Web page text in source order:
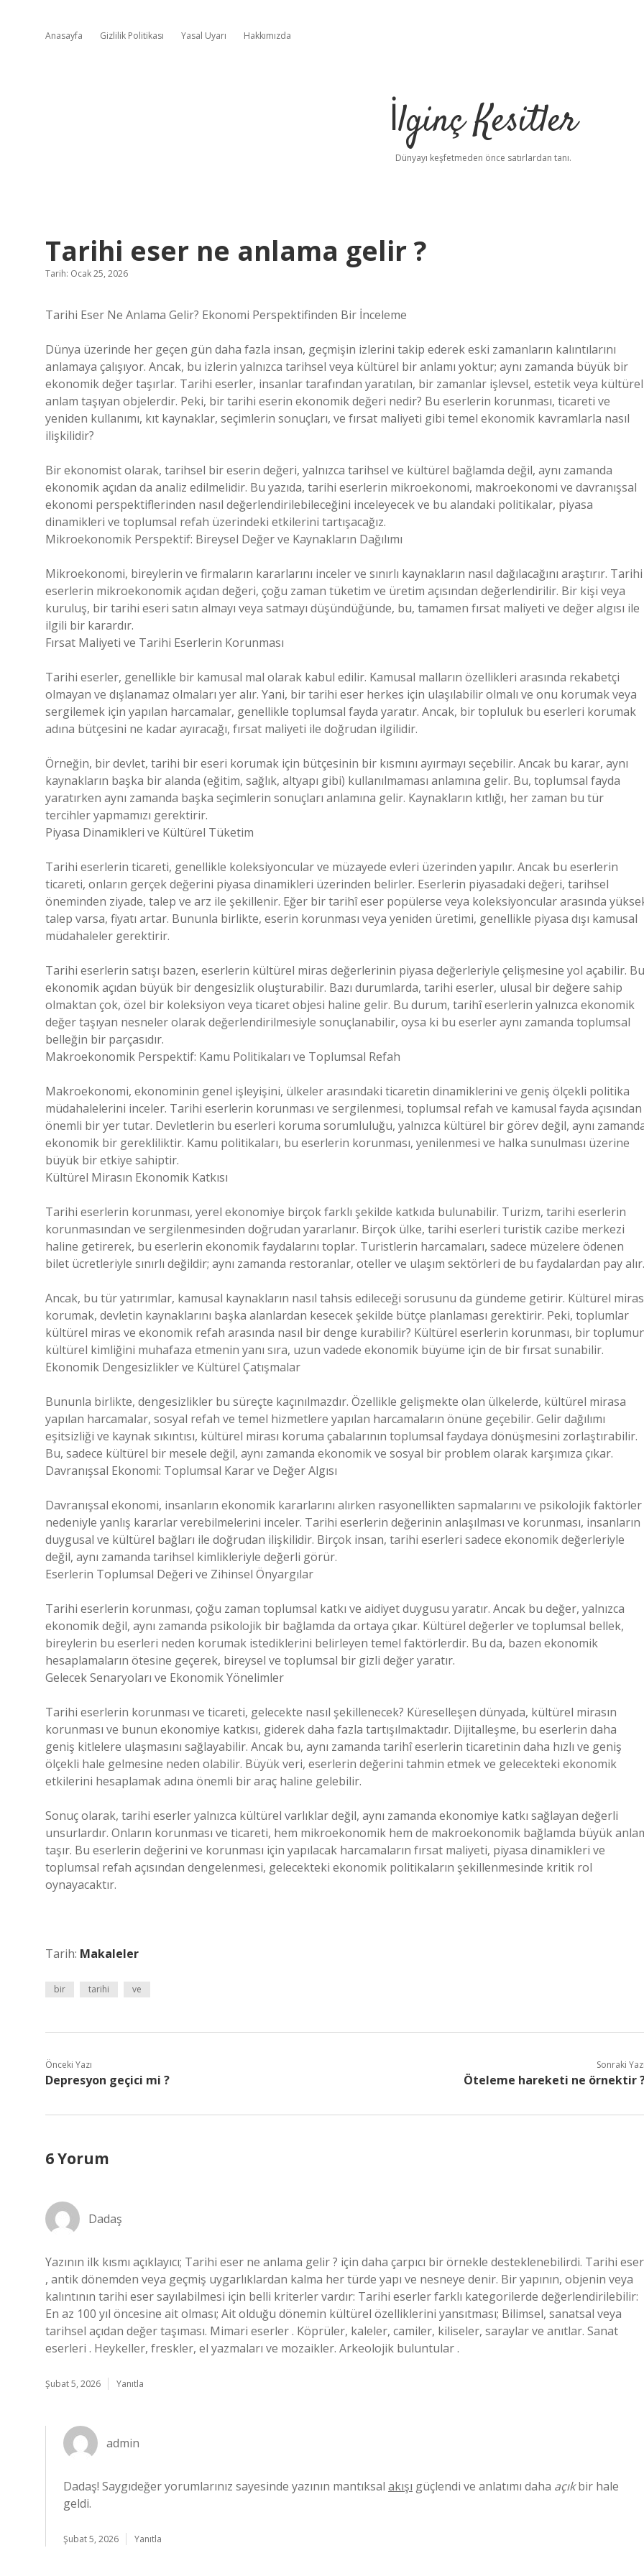
Anasayfa Gizlilik Politikası Yasal Uyarı Hakkımızda
İlginç Kesitler
Dünyayı keşfetmeden önce satırlardan tanı.
Tarihi eser ne anlama gelir ?
Tarih: Ocak 25, 2026
Tarihi Eser Ne Anlama Gelir? Ekonomi Perspektifinden Bir İnceleme
Dünya üzerinde her geçen gün daha fazla insan, geçmişin izlerini takip ederek eski zamanların kalıntılarını
anlamaya çalışıyor. Ancak, bu izlerin yalnızca tarihsel veya kültürel bir anlamı yoktur; aynı zamanda büyük bir
ekonomik değer taşırlar. Tarihi eserler, insanlar tarafından yaratılan, bir zamanlar işlevsel, estetik veya kültürel
anlam taşıyan objelerdir. Peki, bir tarihi eserin ekonomik değeri nedir? Bu eserlerin korunması, ticareti ve
yeniden kullanımı, kıt kaynaklar, seçimlerin sonuçları, ve fırsat maliyeti gibi temel ekonomik kavramlarla nasıl
ilişkilidir?
Bir ekonomist olarak, tarihsel bir eserin değeri, yalnızca tarihsel ve kültürel bağlamda değil, aynı zamanda
ekonomik açıdan da analiz edilmelidir. Bu yazıda, tarihi eserlerin mikroekonomi, makroekonomi ve davranışsal
ekonomi perspektiflerinden nasıl değerlendirilebileceğini inceleyecek ve bu alandaki politikalar, piyasa
dinamikleri ve toplumsal refah üzerindeki etkilerini tartışacağız.
Mikroekonomik Perspektif: Bireysel Değer ve Kaynakların Dağılımı
Mikroekonomi, bireylerin ve firmaların kararlarını inceler ve sınırlı kaynakların nasıl dağılacağını araştırır. Tarihi
eserlerin mikroekonomik açıdan değeri, çoğu zaman tüketim ve üretim açısından değerlendirilir. Bir kişi veya
kuruluş, bir tarihi eseri satın almayı veya satmayı düşündüğünde, bu, tamamen fırsat maliyeti ve değer algısı ile
ilgili bir karardır.
Fırsat Maliyeti ve Tarihi Eserlerin Korunması
Tarihi eserler, genellikle bir kamusal mal olarak kabul edilir. Kamusal malların özellikleri arasında rekabetçi
olmayan ve dışlanamaz olmaları yer alır. Yani, bir tarihi eser herkes için ulaşılabilir olmalı ve onu korumak veya
sergilemek için yapılan harcamalar, genellikle toplumsal fayda yaratır. Ancak, bir topluluk bu eserleri korumak
adına bütçesini ne kadar ayıracağı, fırsat maliyeti ile doğrudan ilgilidir.
Örneğin, bir devlet, tarihi bir eseri korumak için bütçesinin bir kısmını ayırmayı seçebilir. Ancak bu karar, aynı
kaynakların başka bir alanda (eğitim, sağlık, altyapı gibi) kullanılmaması anlamına gelir. Bu, toplumsal fayda
yaratırken aynı zamanda başka seçimlerin sonuçları anlamına gelir. Kaynakların kıtlığı, her zaman bu tür
tercihler yapmamızı gerektirir.
Piyasa Dinamikleri ve Kültürel Tüketim
Tarihi eserlerin ticareti, genellikle koleksiyoncular ve müzayede evleri üzerinden yapılır. Ancak bu eserlerin
ticareti, onların gerçek değerini piyasa dinamikleri üzerinden belirler. Eserlerin piyasadaki değeri, tarihsel
öneminden ziyade, talep ve arz ile şekillenir. Eğer bir tarihî eser popülerse veya koleksiyoncular arasında
talep varsa, fiyatı artar. Bununla birlikte, eserin korunması veya yeniden üretimi, genellikle piyasa dışı kamusal
müdahaleler gerektirir.
Tarihi eserlerin satışı bazen, eserlerin kültürel miras değerlerinin piyasa değerleriyle çelişmesine yol açabilir.
ekonomik açıdan büyük bir dengesizlik oluşturabilir. Bazı durumlarda, tarihi eserler, ulusal bir değere sahip
olmaktan çok, özel bir koleksiyon veya ticaret objesi haline gelir. Bu durum, tarihî eserlerin yalnızca ekonomik
değer taşıyan nesneler olarak değerlendirilmesiyle sonuçlanabilir, oysa ki bu eserler aynı zamanda toplumsal
belleğin bir parçasıdır.
Makroekonomik Perspektif: Kamu Politikaları ve Toplumsal Refah
Makroekonomi, ekonominin genel işleyişini, ülkeler arasındaki ticaretin dinamiklerini ve geniş ölçekli politika
müdahalelerini inceler. Tarihi eserlerin korunması ve sergilenmesi, toplumsal refah ve kamusal fayda açısından
önemli bir yer tutar. Devletlerin bu eserleri koruma sorumluluğu, yalnızca kültürel bir görev değil, aynı
ekonomik bir gerekliliktir. Kamu politikaları, bu eserlerin korunması, yenilenmesi ve halka sunulması üzerine
büyük bir etkiye sahiptir.
Kültürel Mirasın Ekonomik Katkısı
Tarihi eserlerin korunması, yerel ekonomiye birçok farklı şekilde katkıda bulunabilir. Turizm, tarihi eserlerin
korunmasından ve sergilenmesinden doğrudan yararlanır. Birçok ülke, tarihi eserleri turistik cazibe merkezi
haline getirerek, bu eserlerin ekonomik faydalarını toplar. Turistlerin harcamaları, sadece müzelere ödenen
bilet ücretleriyle sınırlı değildir; aynı zamanda restoranlar, oteller ve ulaşım sektörleri de bu faydalardan pay alır.
Ancak, bu tür yatırımlar, kamusal kaynakların nasıl tahsis edileceği sorusunu da gündeme getirir. Kültürel
korumak, devletin kaynaklarını başka alanlardan kesecek şekilde bütçe planlaması gerektirir. Peki, toplumlar
kültürel miras ve ekonomik refah arasında nasıl bir denge kurabilir? Kültürel eserlerin korunması, bir
kültürel kimliğini muhafaza etmenin yanı sıra, uzun vadede ekonomik büyüme için de bir fırsat sunabilir.
Ekonomik Dengesizlikler ve Kültürel Çatışmalar
Bununla birlikte, dengesizlikler bu süreçte kaçınılmazdır. Özellikle gelişmekte olan ülkelerde, kültürel mirasa
yapılan harcamalar, sosyal refah ve temel hizmetlere yapılan harcamaların önüne geçebilir. Gelir dağılımı
eşitsizliği ve kaynak sıkıntısı, kültürel mirası koruma çabalarının toplumsal faydaya dönüşmesini zorlaştırabilir.
Bu, sadece kültürel bir mesele değil, aynı zamanda ekonomik ve sosyal bir problem olarak karşımıza çıkar.
Davranışsal Ekonomi: Toplumsal Karar ve Değer Algısı
Davranışsal ekonomi, insanların ekonomik kararlarını alırken rasyonellikten sapmalarını ve psikolojik faktörler
nedeniyle yanlış kararlar verebilmelerini inceler. Tarihi eserlerin değerinin anlaşılması ve korunması, insanların
duygusal ve kültürel bağları ile doğrudan ilişkilidir. Birçok insan, tarihi eserleri sadece ekonomik değerleriyle
değil, aynı zamanda tarihsel kimlikleriyle değerli görür.
Eserlerin Toplumsal Değeri ve Zihinsel Önyargılar
Tarihi eserlerin korunması, çoğu zaman toplumsal katkı ve aidiyet duygusu yaratır. Ancak bu değer, yalnızca
ekonomik değil, aynı zamanda psikolojik bir bağlamda da ortaya çıkar. Kültürel değerler ve toplumsal bellek,
bireylerin bu eserleri neden korumak istediklerini belirleyen temel faktörlerdir. Bu da, bazen ekonomik
hesaplamaların ötesine geçerek, bireysel ve toplumsal bir gizli değer yaratır.
Gelecek Senaryoları ve Ekonomik Yönelimler
Tarihi eserlerin korunması ve ticareti, gelecekte nasıl şekillenecek? Küreselleşen dünyada, kültürel mirasın
korunması ve bunun ekonomiye katkısı, giderek daha fazla tartışılmaktadır. Dijitalleşme, bu eserlerin daha
geniş kitlelere ulaşmasını sağlayabilir. Ancak bu, aynı zamanda tarihî eserlerin ticaretinin daha hızlı ve geniş
ölçekli hale gelmesine neden olabilir. Büyük veri, eserlerin değerini tahmin etmek ve gelecekteki ekonomik
etkilerini hesaplamak adına önemli bir araç haline gelebilir.
Sonuç olarak, tarihi eserler yalnızca kültürel varlıklar değil, aynı zamanda ekonomiye katkı sağlayan değerli
unsurlardır. Onların korunması ve ticareti, hem mikroekonomik hem de makroekonomik bağlamda büyük
taşır. Bu eserlerin değerini ve korunması için yapılacak harcamaların fırsat maliyeti, piyasa dinamikleri ve
toplumsal refah açısından dengelenmesi, gelecekteki ekonomik politikaların şekillenmesinde kritik rol
oynayacaktır.
Tarih: Makaleler
bir tarihi ve
Önceki Yazı
Depresyon geçici mi ?
Sonraki
Öteleme hareketi ne örnektir
6 Yorum
Dadaş
Yazının ilk kısmı açıklayıcı; Tarihi eser ne anlama gelir ? için daha çarpıcı bir örnekle desteklenebilirdi. Tarihi eser
, antik dönemden veya geçmiş uygarlıklardan kalma her türde yapı ve nesneye denir. Bir yapının, objenin veya
kalıntının tarihi eser sayılabilmesi için belli kriterler vardır: Tarihi eserler farklı kategorilerde değerlendirilebilir:
En az 100 yıl öncesine ait olması; Ait olduğu dönemin kültürel özelliklerini yansıtması; Bilimsel, sanatsal veya
tarihsel açıdan değer taşıması. Mimari eserler . Köprüler, kaleler, camiler, kiliseler, saraylar ve anıtlar. Sanat
eserleri . Heykeller, freskler, el yazmaları ve mozaikler. Arkeolojik buluntular .
Şubat 5, 2026 Yanıtla
admin
Dadaş! Saygıdeğer yorumlarınız sayesinde yazının mantıksal akışı güçlendi ve anlatımı daha açıkbir hale
geldi.
Şubat 5, 2026 Yanıtla